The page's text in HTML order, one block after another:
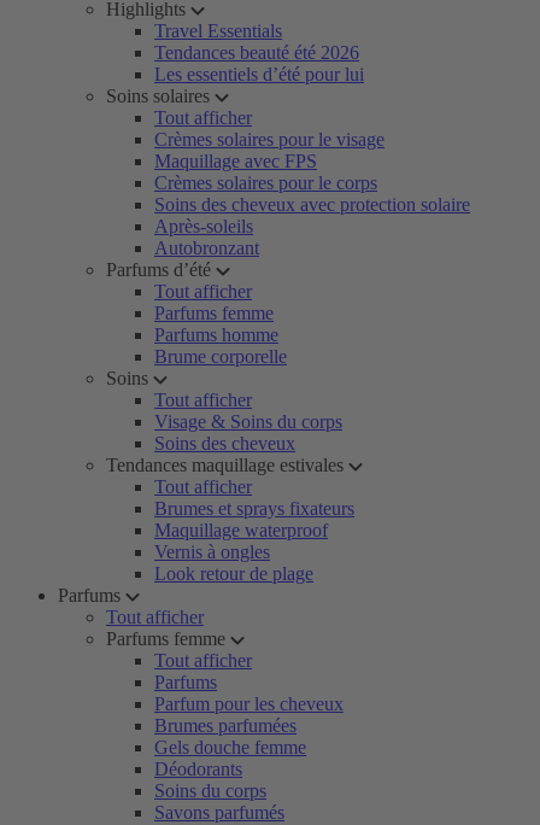
Highlights
Travel Essentials
Tendances beauté été 2026
Les essentiels d’été pour lui
Soins solaires
Tout afficher
Crèmes solaires pour le visage
Maquillage avec FPS
Crèmes solaires pour le corps
Soins des cheveux avec protection solaire
Après-soleils
Autobronzant
Parfums d’été
Tout afficher
Parfums femme
Parfums homme
Brume corporelle
Soins
Tout afficher
Visage & Soins du corps
Soins des cheveux
Tendances maquillage estivales
Tout afficher
Brumes et sprays fixateurs
Maquillage waterproof
Vernis à ongles
Look retour de plage
Parfums
Tout afficher
Parfums femme
Tout afficher
Parfums
Parfum pour les cheveux
Brumes parfumées
Gels douche femme
Déodorants
Soins du corps
Savons parfumés